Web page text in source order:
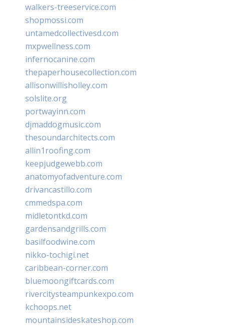
walkers-treeservice.com
shopmossi.com
untamedcollectivesd.com
mxpwellness.com
infernocanine.com
thepaperhousecollection.com
allisonwillisholley.com
solslite.org
portwayinn.com
djmaddogmusic.com
thesoundarchitects.com
allin1roofing.com
keepjudgewebb.com
anatomyofadventure.com
drivancastillo.com
cmmedspa.com
midletontkd.com
gardensandgrills.com
basilfoodwine.com
nikko-tochigi.net
caribbean-corner.com
bluemoongiftcards.com
rivercitysteampunkexpo.com
kchoops.net
mountainsideskateshop.com